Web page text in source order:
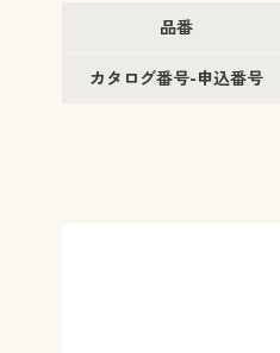
品番
カタログ番号-申込番号